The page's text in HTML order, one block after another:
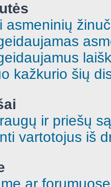
asmeninių
kažkurio šių
ir priešų
vartotojus iš
ar